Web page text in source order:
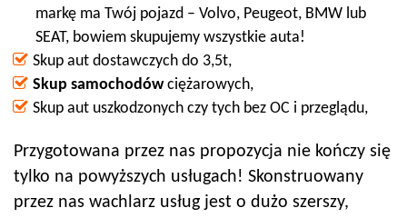
markę ma Twój pojazd – Volvo, Peugeot, BMW lub
SEAT, bowiem skupujemy wszystkie auta!
Skup aut dostawczych do 3,5t,
Skup samochodówciężarowych,
Skup aut uszkodzonych czy tych bez OC i przeglądu,
Przygotowana przez nas propozycja nie kończy się
tylko na powyższych usługach! Skonstruowany
przez nas wachlarz usług jest o dużo szerszy,